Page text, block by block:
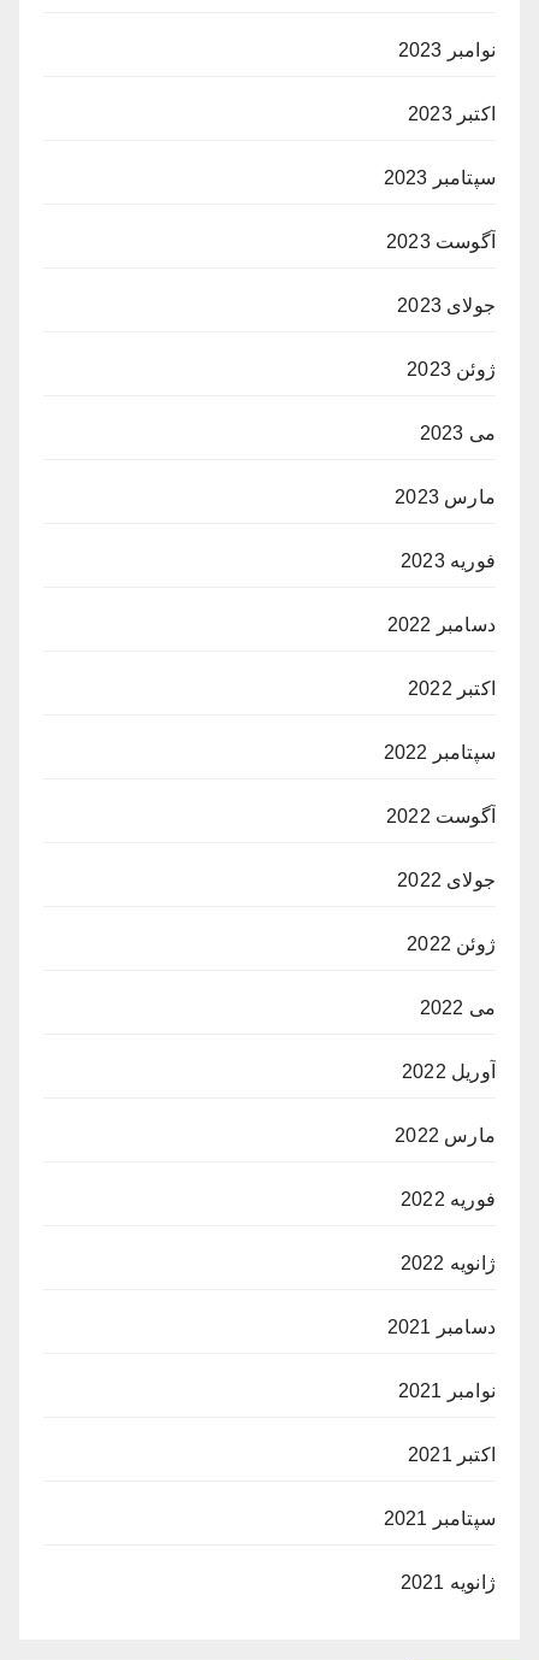
نوامبر 2023
اکتبر 2023
سپتامبر 2023
آگوست 2023
جولای 2023
ژوئن 2023
می 2023
مارس 2023
فوریه 2023
دسامبر 2022
اکتبر 2022
سپتامبر 2022
آگوست 2022
جولای 2022
ژوئن 2022
می 2022
آوریل 2022
مارس 2022
فوریه 2022
ژانویه 2022
دسامبر 2021
نوامبر 2021
اکتبر 2021
سپتامبر 2021
ژانویه 2021